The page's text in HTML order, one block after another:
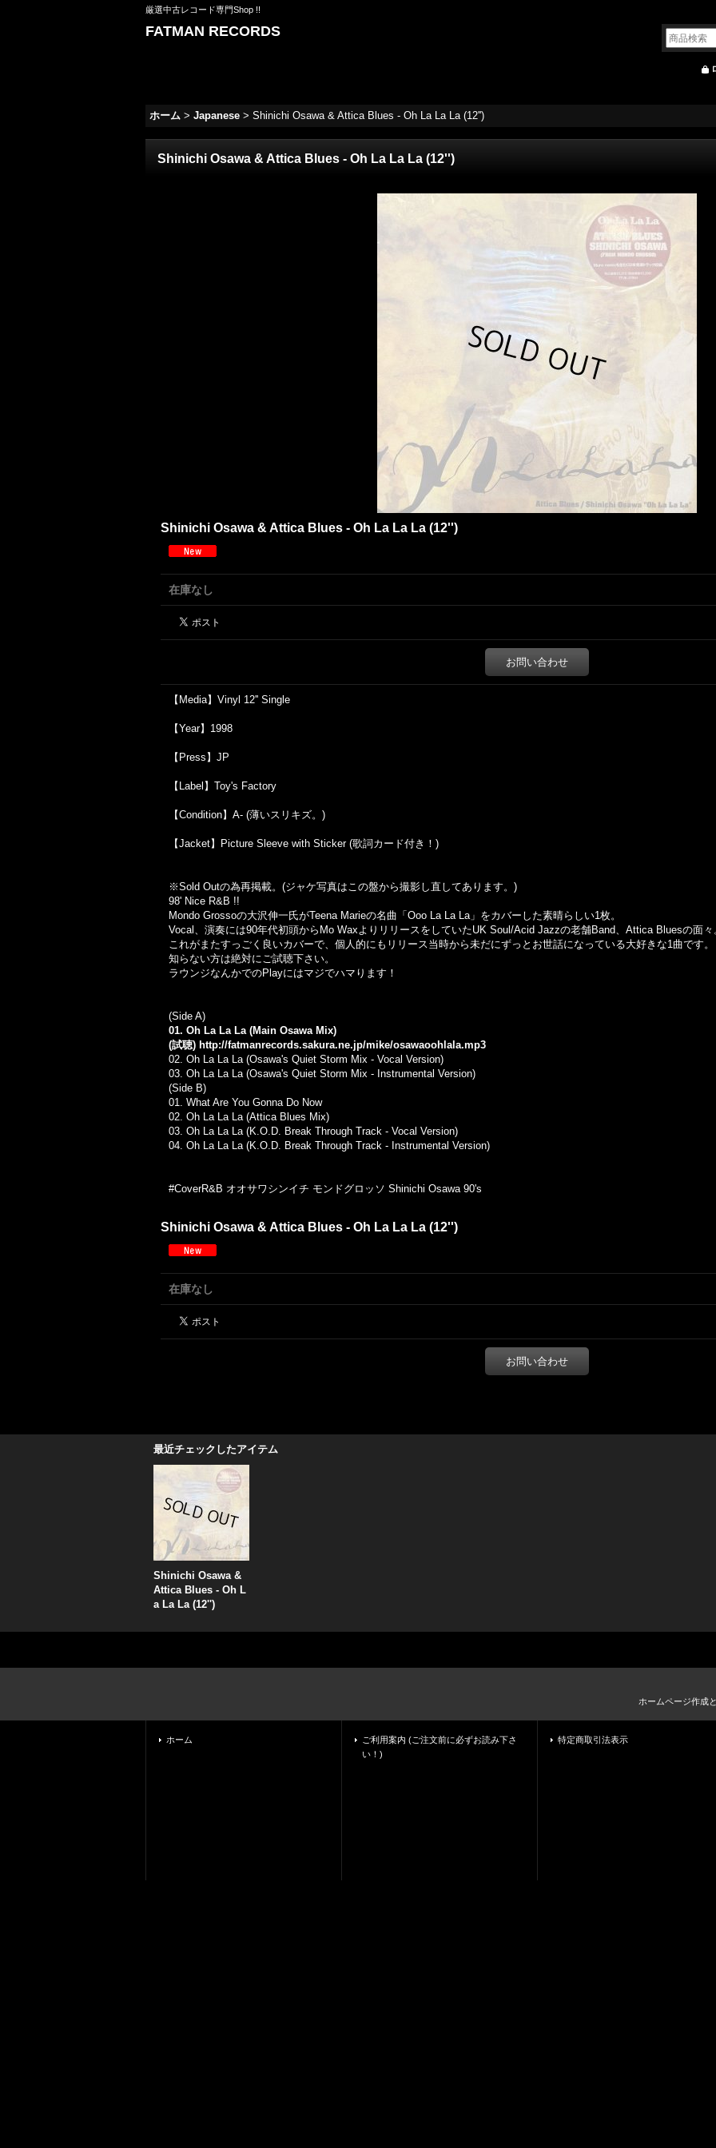
厳選中古レコード専門Shop !!
FATMAN RECORDS
ホーム > Japanese > Shinichi Osawa & Attica Blues - Oh La La La (12'')
Shinichi Osawa & Attica Blues - Oh La La La (12'')
Shinichi Osawa & Attica Blues - Oh La La La (12'')
在庫なし
お問い合わせ
【Media】Vinyl 12'' Single
【Year】1998
【Press】JP
【Label】Toy's Factory
【Condition】A- (薄いスリキズ。)
【Jacket】Picture Sleeve with Sticker (歌詞カード付き！)
※Sold Outの為再掲載。(ジャケ写真はこの盤から撮影し直してあります。)
98' Nice R&B !!
Mondo Grossoの大沢伸一氏がTeena Marieの名曲「Ooo La La La」をカバーした素晴らしい1枚。
Vocal、演奏には90年代初頭からMo WaxよりリリースをしていたUK Soul/Acid Jazzの老舗Band、Attica Bluesの面々
これがまたすっごく良いカバーで、個人的にもリリース当時から未だにずっとお世話になっている大好きな1曲です。
知らない方は絶対にご試聴下さい。
ラウンジなんかでのPlayにはマジでハマります！
(Side A)
01. Oh La La La (Main Osawa Mix)
(試聴) http://fatmanrecords.sakura.ne.jp/mike/osawaoohlala.mp3
02. Oh La La La (Osawa's Quiet Storm Mix - Vocal Version)
03. Oh La La La (Osawa's Quiet Storm Mix - Instrumental Version)
(Side B)
01. What Are You Gonna Do Now
02. Oh La La La (Attica Blues Mix)
03. Oh La La La (K.O.D. Break Through Track - Vocal Version)
04. Oh La La La (K.O.D. Break Through Track - Instrumental Version)
#CoverR&B オオサワシンイチ モンドグロッソ Shinichi Osawa 90's
Shinichi Osawa & Attica Blues - Oh La La La (12'')
在庫なし
お問い合わせ
最近チェックしたアイテム
Shinichi Osawa &
Attica Blues - Oh L
a La La (12'')
ホームページ作成
ホーム
ご利用案内 (ご注文前に必ずお読み下さ
い！)
特定商取引法表示